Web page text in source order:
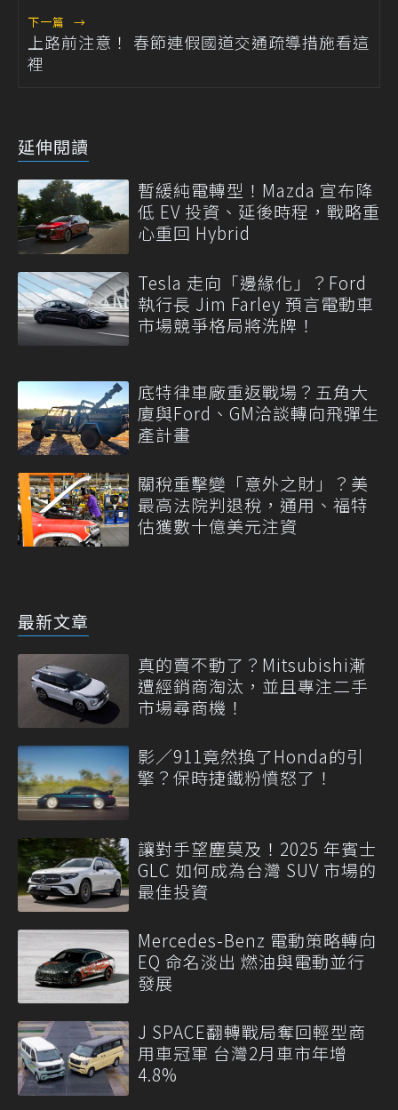
下一篇 →
上路前注意！ 春節連假國道交通疏導措施看這
裡
延伸閱讀
暫緩純電轉型！Mazda 宣布降
低 EV 投資、延後時程，戰略重
心重回 Hybrid
Tesla 走向「邊緣化」？Ford
執行長 Jim Farley 預言電動車
市場競爭格局將洗牌！
底特律車廠重返戰場？五角大
廈與Ford、GM洽談轉向飛彈生
產計畫
關稅重擊變「意外之財」？美
最高法院判退稅，通用、福特
估獲數十億美元注資
最新文章
真的賣不動了？Mitsubishi漸
遭經銷商淘汰，並且專注二手
市場尋商機！
影／911竟然換了Honda的引
擎？保時捷鐵粉憤怒了！
讓對手望塵莫及！2025 年賓士
GLC 如何成為台灣 SUV 市場的
最佳投資
Mercedes-Benz 電動策略轉向
EQ 命名淡出 燃油與電動並行
發展
J SPACE翻轉戰局奪回輕型商
用車冠軍 台灣2月車市年增
4.8%